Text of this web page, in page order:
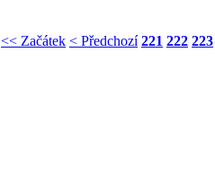
<< Začátek < Předchozí 221 222 223